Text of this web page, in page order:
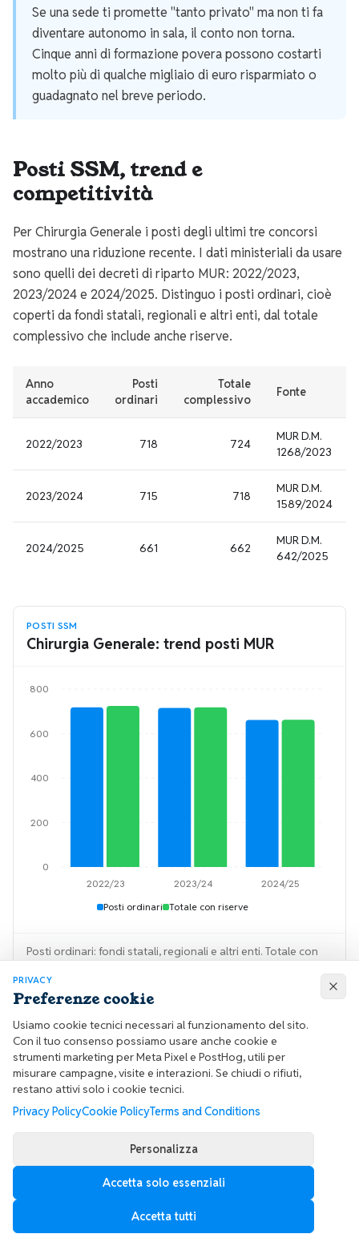
Se una sede ti promette "tanto privato" ma non ti fa
diventare autonomo in sala, il conto non torna.
Cinque anni di formazione povera possono costarti
molto più di qualche migliaio di euro risparmiato o
guadagnato nel breve periodo.
Posti SSM, trend e
competitività
Per Chirurgia Generale i posti degli ultimi tre concorsi
mostrano una riduzione recente. I dati ministeriali da usare
sono quelli dei decreti di riparto MUR: 2022/2023,
2023/2024 e 2024/2025. Distinguo i posti ordinari, cioè
coperti da fondi statali, regionali e altri enti, dal totale
complessivo che include anche riserve.
Anno
accademico
Posti
ordinari
Totale
complessivo
Fonte
2022/2023 718 724
MUR D.M.
1268/2023
2023/2024 715 718
MUR D.M.
1589/2024
2024/2025 661 662
MUR D.M.
642/2025
POSTI SSM
Chirurgia Generale: trend posti MUR
2022/23 2023/24 2024/25
0
200
400
600
800
Posti ordinari Totale con riserve
Posti ordinari: fondi statali, regionali e altri enti. Totale con
e SSN.
Il trend è chiaro: dai 724 complessivi del 2022/2023 si
passa ai 662 del 2024/2025, cioè 62 posti complessivi in
meno. Sugli ordinari si scende da 718 a 661. Non è un
crollo della specialità, ma è un segnale: non ragionare
La competitività di Chirurgia Generale è particolare. Non è
Dermatologia o Plastica, ma non va trattata come scelta di
ripiego. In alcune sedi entrare può essere molto
accessibile; in altre, soprattutto dove la rete è forte o la
PRIVACY
Preferenze cookie
Usiamo cookie tecnici necessari al funzionamento del sito.
Con il tuo consenso possiamo usare anche cookie e
strumenti marketing per Meta Pixel e PostHog, utili per
misurare campagne, visite e interazioni. Se chiudi o rifiuti,
restano attivi solo i cookie tecnici.
Privacy PolicyCookie PolicyTerms and Conditions
Personalizza
Accetta solo essenziali
Accetta tutti